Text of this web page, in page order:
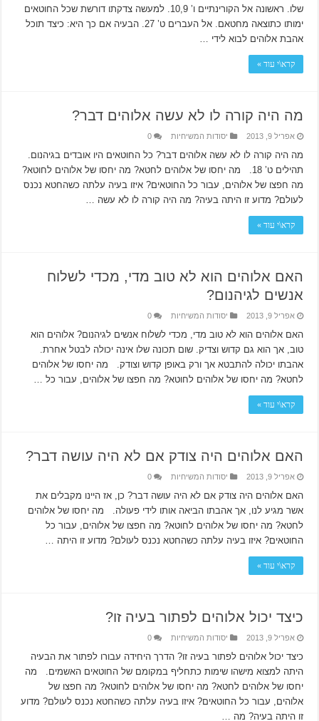
שלו. ראשונה אל הקורינתיים ו’ 10,9. למעשה צדקתו דורשת שכל החוטאים
ימותו כתוצאה מחטאם. אל העברים ט’ 27. הבעיה אם כך היא: כיצד תוכל
אהבת אלוהים לבוא לידי …
קרא\י עוד »
מה היה קורה לו לא עשה אלוהים דבר?
אפריל 9, 2013 יסודות המשיחיות 0
מה היה קורה לו לא עשה אלוהים דבר? כל החוטאים היו אובדים בגיהנום.
תהילים ט’ 18. מה יחסו של אלוהים לחטא? מה יחסו של אלוהים לחוטא?
מה חפצו של אלוהים, עבור כל החוטאים? איזו בעיה עלתה כשהחטא נכנס
לעולם? מדוע זו היתה בעיה? מה היה קורה לו לא עשה …
קרא\י עוד »
האם אלוהים הוא לא טוב מדי, מכדי לשלוח
אנשים לגיהנום?
אפריל 9, 2013 יסודות המשיחיות 0
האם אלוהים הוא לא טוב מדי, מכדי לשלוח אנשים לגיהנום? אלוהים הוא
טוב, אך הוא גם קדוש וצדיק. שום תכונה שלו אינה יכולה לבטל אחרת.
אהבתו יכולה להתבטא אך ורק באופן קדוש וצודק. מה יחסו של אלוהים
לחטא? מה יחסו של אלוהים לחוטא? מה חפצו של אלוהים, עבור כל …
קרא\י עוד »
האם אלוהים היה צודק אם לא היה עושה דבר?
אפריל 9, 2013 יסודות המשיחיות 0
האם אלוהים היה צודק אם לא היה עושה דבר? כן, אז היינו מקבלים את
אשר מגיע לנו, אך אהבתו הביאה אותו לידי פעולה. מה יחסו של אלוהים
לחטא? מה יחסו של אלוהים לחוטא? מה חפצו של אלוהים, עבור כל
החוטאים? איזו בעיה עלתה כשהחטא נכנס לעולם? מדוע זו היתה …
קרא\י עוד »
כיצד יכול אלוהים לפתור בעיה זו?
אפריל 9, 2013 יסודות המשיחיות 0
כיצד יכול אלוהים לפתור בעיה זו? הדרך היחידה עבורו לפתור את הבעיה
היתה למצוא מישהו שימות כתחליף במקומם של החוטאים האשמים. מה
יחסו של אלוהים לחטא? מה יחסו של אלוהים לחוטא? מה חפצו של
אלוהים, עבור כל החוטאים? איזו בעיה עלתה כשהחטא נכנס לעולם? מדוע
זו היתה בעיה? מה …